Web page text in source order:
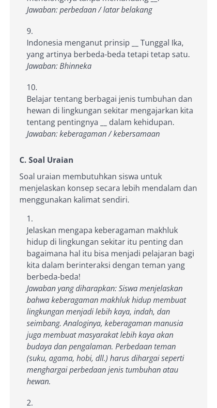
Jawaban: perbedaan / latar belakang
Indonesia menganut prinsip
Tunggal Ika,
yang artinya berbeda-beda tetapi tetap satu.
Jawaban: Bhinneka
Belajar tentang berbagai jenis tumbuhan dan
hewan di lingkungan sekitar mengajarkan kita
tentang pentingnya
dalam kehidupan.
Jawaban: keberagaman / kebersamaan
C. Soal Uraian
Soal uraian membutuhkan siswa untuk
menjelaskan konsep secara lebih mendalam dan
menggunakan kalimat sendiri.
Jelaskan mengapa keberagaman makhluk
hidup di lingkungan sekitar itu penting dan
bagaimana hal itu bisa menjadi pelajaran bagi
kita dalam berinteraksi dengan teman yang
berbeda-beda!
Jawaban yang diharapkan: Siswa menjelaskan
bahwa keberagaman makhluk hidup membuat
lingkungan menjadi lebih kaya, indah, dan
seimbang. Analoginya, keberagaman manusia
juga membuat masyarakat lebih kaya akan
budaya dan pengalaman. Perbedaan teman
(suku, agama, hobi, dll.) harus dihargai seperti
menghargai perbedaan jenis tumbuhan atau
hewan.